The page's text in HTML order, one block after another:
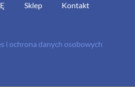
Sklep Kontakt
i ochrona danych osobowych